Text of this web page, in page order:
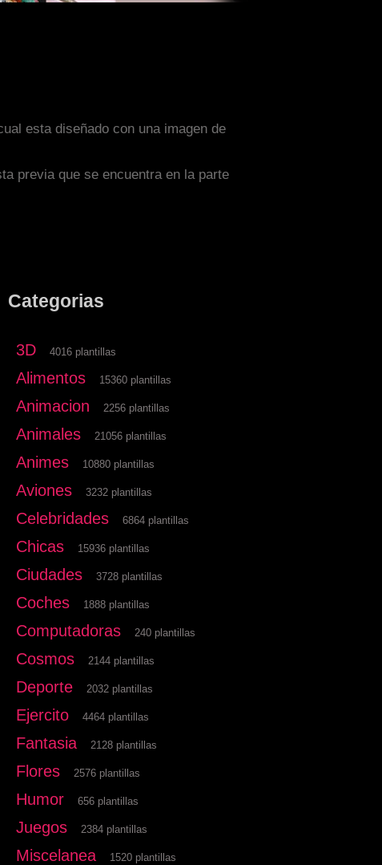
esta diseñado con una imagen de
previa que se encuentra en la parte
Categorias
3D 4016 plantillas
Alimentos 15360 plantillas
Animacion 2256 plantillas
Animales 21056 plantillas
Animes 10880 plantillas
Aviones 3232 plantillas
Celebridades 6864 plantillas
Chicas 15936 plantillas
Ciudades 3728 plantillas
Coches 1888 plantillas
Computadoras 240 plantillas
Cosmos 2144 plantillas
Deporte 2032 plantillas
Ejercito 4464 plantillas
Fantasia 2128 plantillas
Flores 2576 plantillas
Humor 656 plantillas
Juegos 2384 plantillas
Miscelanea 1520 plantillas